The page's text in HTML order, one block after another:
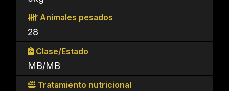
Animales pesados
28
Clase/Estado
MB/MB
Tratamiento nutricional